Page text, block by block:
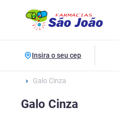
Insira o seu cep
Galo Cinza
Galo Cinza